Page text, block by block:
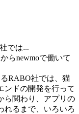
では...
らnewmoで働いて
RABO社では、猫
ンドの開発を行って
ら関わり、アプリの
れるまで、いろいろ